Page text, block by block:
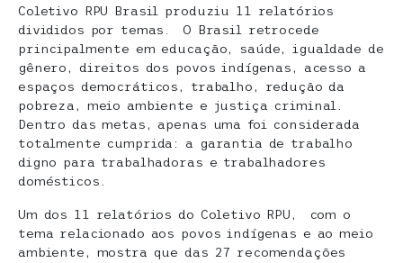
Coletivo RPU Brasil produziu 11 relatórios
divididos por temas. O Brasil retrocede
principalmente em educação, saúde, igualdade de
gênero, direitos dos povos indígenas, acesso a
espaços democráticos, trabalho, redução da
pobreza, meio ambiente e justiça criminal.
Dentro das metas, apenas uma foi considerada
totalmente cumprida: a garantia de trabalho
digno para trabalhadoras e trabalhadores
domésticos.
Um dos 11 relatórios do Coletivo RPU, com o
tema relacionado aos povos indígenas e ao meio
ambiente, mostra que das 27 recomendações